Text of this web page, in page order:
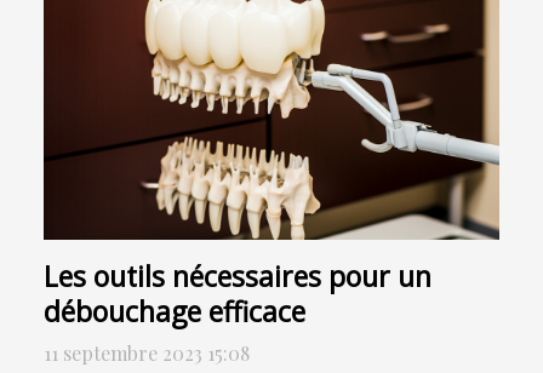
Les outils nécessaires pour un
débouchage efficace
11 septembre 2023 15:08